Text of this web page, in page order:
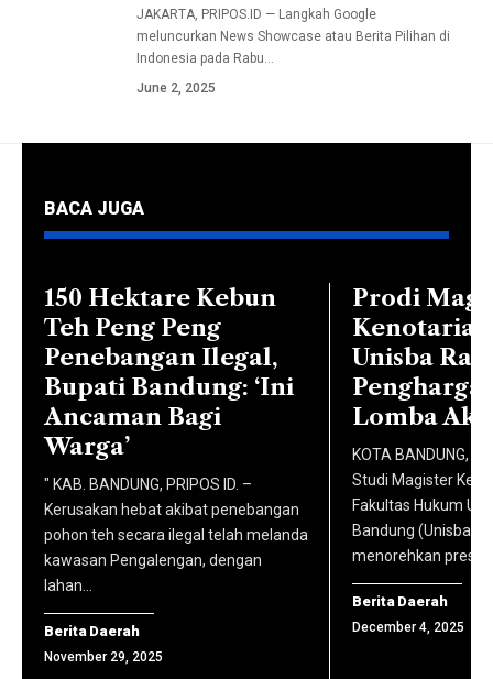
Dra.,
Ketua
Prodi
dan
Penyiaran
Islam
Malki
Ahmad
Nasir,
S.Ag.,
M.Irk.,
Ph.D.,
serta
Badan
Penjaminan
Penerimaan
melalui
Masuk
(USM)
Gelombang
2 Tahun
Akademik
2025/2026.
(foto:
komhumas
unisba)
lokal.
Lewat
ini,
pembaca
disuguhi
konten
berita
yang
telah
dikurasi
dan
dilisensikan
secara
resmi,
yang
JAKARTA, PRIPOS.ID — Langkah Google
meluncurkan News Showcase atau Berita Pilihan di
Indonesia pada Rabu…
June 2, 2025
BACA JUGA
150 Hektare Kebun
Teh Peng Peng
Penebangan Ilegal,
Bupati Bandung: ‘Ini
Ancaman Bagi
Warga’
" KAB. BANDUNG, PRIPOS ID. –
Kerusakan hebat akibat penebangan
pohon teh secara ilegal telah melanda
kawasan Pengalengan, dengan
lahan…
Berita Daerah
November 29, 2025
Prodi
Unisba
Lomba
KOTA BANDUNG,
Studi Magister
Fakultas Hukum
Bandung (Unisba)
menorehkan
Berita Daerah
December 4, 2025